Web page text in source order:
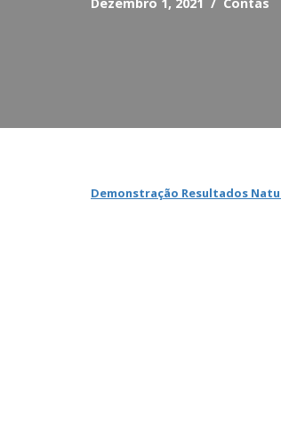
Demonstração Resultados